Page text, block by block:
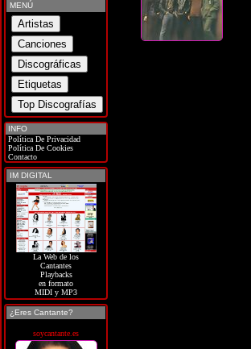
MENÚ
INFO
Política De Privacidad
Política De Cookies
Contacto
IM DIGITAL
La Web de los
Cantantes
Playbacks
en formato
MIDI y MP3
¿Eres Cantante?
soycantante.es